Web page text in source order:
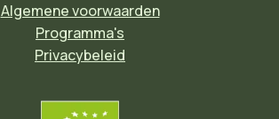
Algemene voorwaarden
Programma's
Privacybeleid